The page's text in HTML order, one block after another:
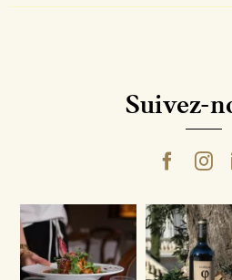
Suivez-